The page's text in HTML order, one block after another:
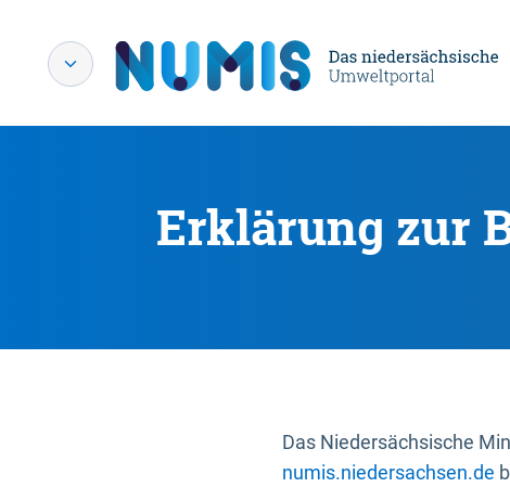
Erklärung zur
Das Niedersächsische
numis.niedersachsen.de